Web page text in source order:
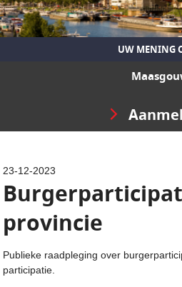
UW MENING
23-12-2023
provincie
Publieke raadpleging over
participatie.